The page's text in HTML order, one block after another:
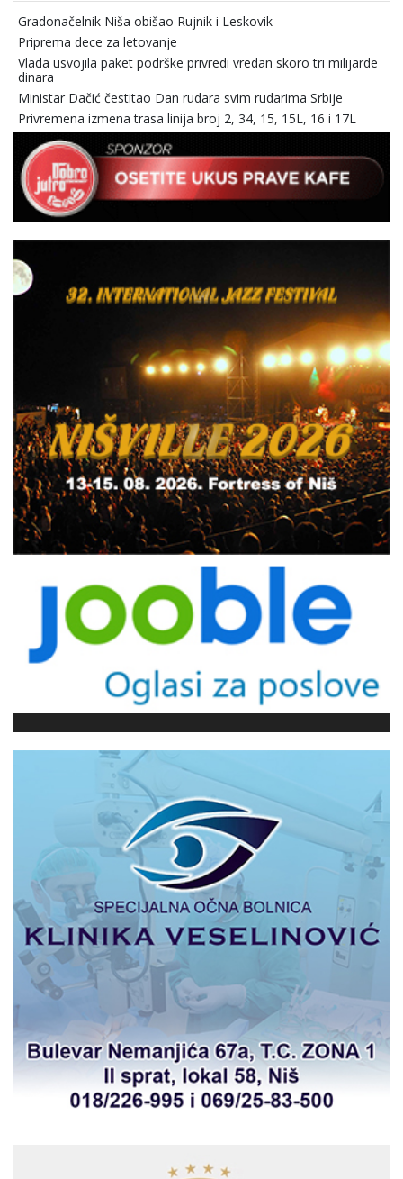
Gradonačelnik Niša obišao Rujnik i Leskovik
Priprema dece za letovanje
Vlada usvojila paket podrške privredi vredan skoro tri milijarde
dinara
Ministar Dačić čestitao Dan rudara svim rudarima Srbije
Privremena izmena trasa linija broj 2, 34, 15, 15L, 16 i 17L